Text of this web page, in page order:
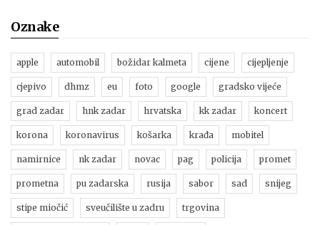
Oznake
apple automobil božidar kalmeta cijene cijepljenje
cjepivo dhmz eu foto google gradsko vijeće
grad zadar hnk zadar hrvatska kk zadar koncert
korona koronavirus košarka krađa mobitel
namirnice nk zadar novac pag policija promet
prometna pu zadarska rusija sabor sad snijeg
stipe miočić sveučilište u zadru trgovina